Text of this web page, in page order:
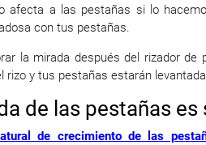
afecta a las pestañas si lo
con tus pestañas.
la mirada después del rizador de
rizo y tus pestañas estarán
de las pestañas
de crecimiento de las